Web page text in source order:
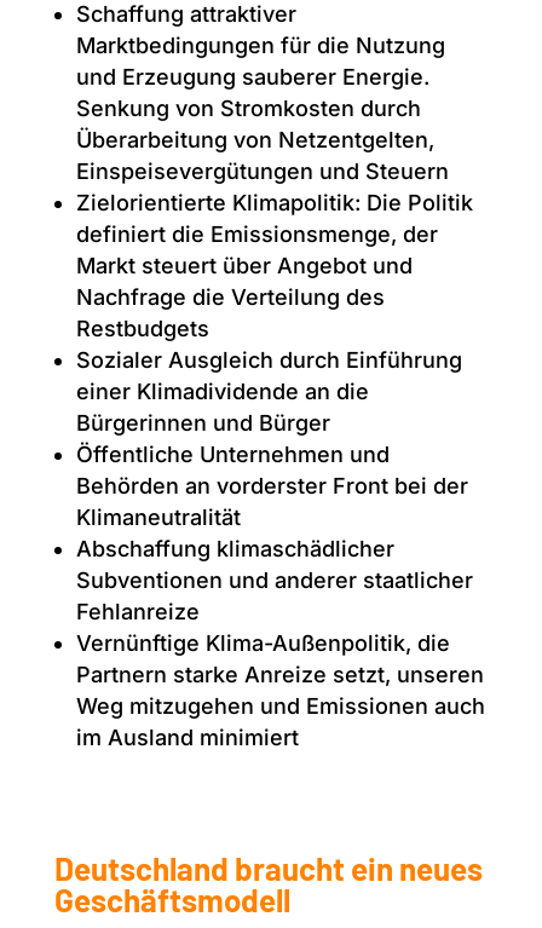
Schaffung attraktiver
Marktbedingungen für die Nutzung
und Erzeugung sauberer Energie.
Senkung von Stromkosten durch
Überarbeitung von Netzentgelten,
Einspeisevergütungen und Steuern
Zielorientierte Klimapolitik: Die Politik
definiert die Emissionsmenge, der
Markt steuert über Angebot und
Nachfrage die Verteilung des
Restbudgets
Sozialer Ausgleich durch Einführung
einer Klimadividende an die
Bürgerinnen und Bürger
Öffentliche Unternehmen und
Behörden an vorderster Front bei der
Klimaneutralität
Abschaffung klimaschädlicher
Subventionen und anderer staatlicher
Fehlanreize
Vernünftige Klima-Außenpolitik, die
Partnern starke Anreize setzt, unseren
Weg mitzugehen und Emissionen auch
im Ausland minimiert
Deutschland braucht ein neues
Geschäftsmodell